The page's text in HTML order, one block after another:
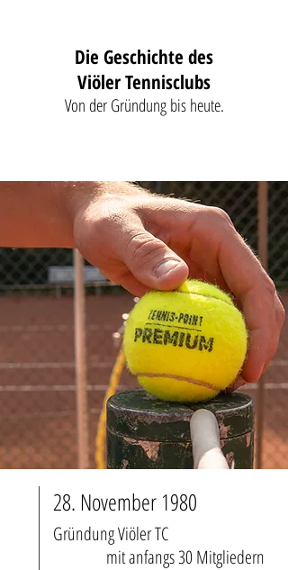
Die Geschichte des
ViölerTennisclubs
Von der Gründung bis heute.
28. November 1980
Gründung Viöler TC
mit anfangs 30 Mitgliedern